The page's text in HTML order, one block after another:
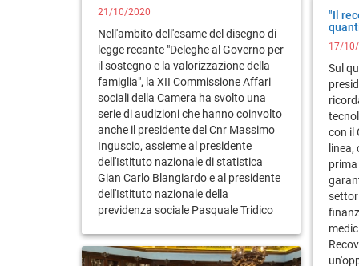
21/10/2020
Nell'ambito dell'esame del disegno di
legge recante "Deleghe al Governo per
il sostegno e la valorizzazione della
famiglia", la XII Commissione Affari
sociali della Camera ha svolto una
serie di audizioni che hanno coinvolto
anche il presidente del Cnr Massimo
Inguscio, assieme al presidente
dell'Istituto nazionale di statistica
Gian Carlo Blangiardo e al presidente
dell'Istituto nazionale della
previdenza sociale Pasquale Tridico
"Il
17/
Sul
con il